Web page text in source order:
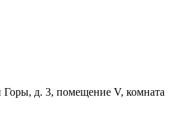
д. 3, помещение V, комната